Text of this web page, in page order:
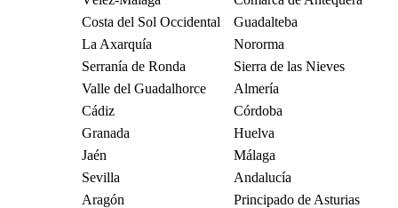
Costa del Sol Occidental
Guadalteba
La Axarquía
Nororma
Serranía de Ronda
Sierra de las Nieves
Valle del Guadalhorce
Almería
Cádiz
Córdoba
Granada
Huelva
Jaén
Málaga
Sevilla
Andalucía
Aragón
Principado de Asturias